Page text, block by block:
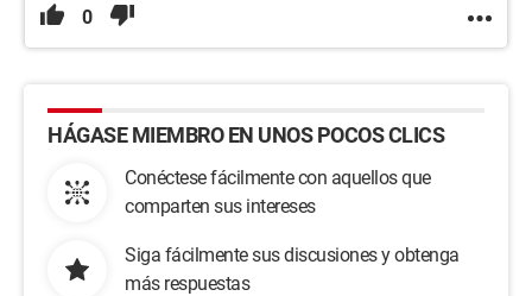
0
HÁGASE MIEMBRO EN UNOS POCOS CLICS
Conéctese fácilmente con aquellos que
comparten sus intereses
Siga fácilmente sus discusiones y obtenga
más respuestas